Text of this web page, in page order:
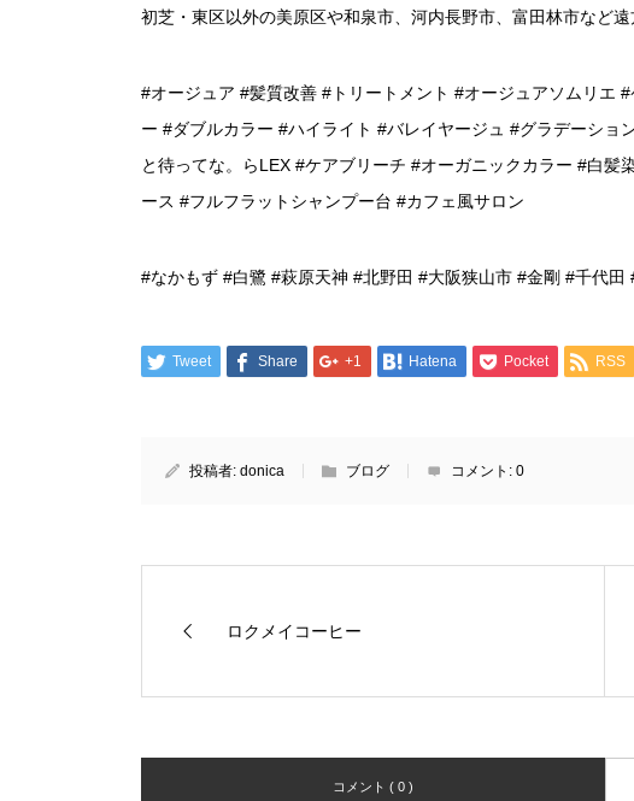
初芝・東区以外の美原区や和泉市、河内長野市、富田林市など遠
#オージュア #髪質改善 #トリートメント #オージュアソムリエ
ー #ダブルカラー #ハイライト #バレイヤージュ #グラデーショ
と待ってな。らLEX #ケアブリーチ #オーガニックカラー #白
ース #フルフラットシャンプー台 #カフェ風サロン
#なかもず #白鷺 #萩原天神 #北野田 #大阪狭山市 #金剛 #千代
Tweet Share +1 Hatena Pocket RSS
投稿者: donica ブログ コメント: 0
ロクメイコーヒー
コメント ( 0 )